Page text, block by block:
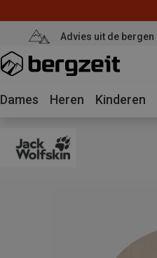
Advies uit de bergen
Dames Heren Kinderen